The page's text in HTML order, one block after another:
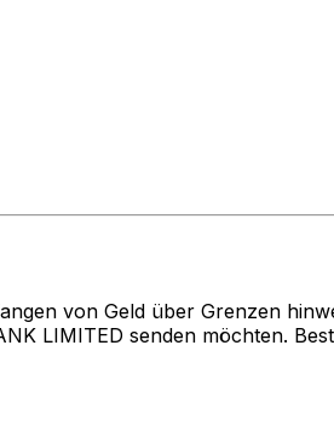
von Geld über Grenzen
LIMITED senden möchten.